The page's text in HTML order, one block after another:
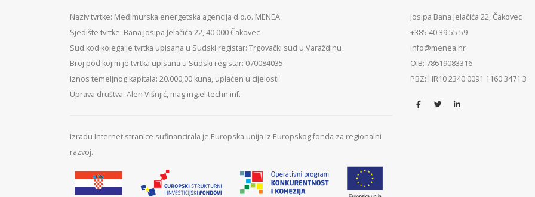
Naziv tvrtke: Međimurska energetska agencija d.o.o. MENEA
Sjedište tvrtke: Bana Josipa Jelačića 22, 40 000 Čakovec
Sud kod kojega je tvrtka upisana u Sudski registar: Trgovački sud u Varaždinu
Broj pod kojim je tvrtka upisana u Sudski registar: 070084035
Iznos temeljnog kapitala: 20.000,00 kuna, uplaćen u cijelosti
Uprava društva: Alen Višnjić, mag.ing.el.techn.inf.
Izradu Internet stranice sufinancirala je Europska unija iz Europskog fonda za regionalni
razvoj.
Josipa Bana Jelačića 22, Čakovec
+385 40 39 55 59
info@menea.hr
OIB: 78619083316
PBZ: HR10 2340 0091 1160 3471 3